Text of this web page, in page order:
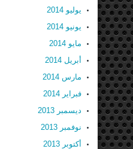
يوليو 2014
يونيو 2014
مايو 2014
أبريل 2014
مارس 2014
فبراير 2014
ديسمبر 2013
نوفمبر 2013
أكتوبر 2013